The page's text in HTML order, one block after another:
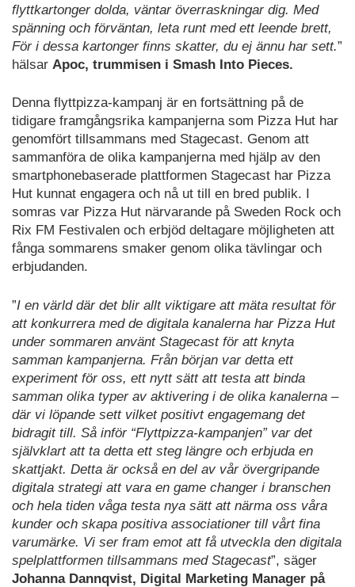
flyttkartonger dolda, väntar överraskningar dig. Med
spänning och förväntan, leta runt med ett leende brett,
För i dessa kartonger finns skatter, du ej ännu har sett.”
hälsar Apoc, trummisen i Smash Into Pieces.
Denna flyttpizza-kampanj är en fortsättning på de
tidigare framgångsrika kampanjerna som Pizza Hut har
genomfört tillsammans med Stagecast. Genom att
sammanföra de olika kampanjerna med hjälp av den
smartphonebaserade plattformen Stagecast har Pizza
Hut kunnat engagera och nå ut till en bred publik. I
somras var Pizza Hut närvarande på Sweden Rock och
Rix FM Festivalen och erbjöd deltagare möjligheten att
fånga sommarens smaker genom olika tävlingar och
erbjudanden.
”I en värld där det blir allt viktigare att mäta resultat för
att konkurrera med de digitala kanalerna har Pizza Hut
under sommaren använt Stagecast för att knyta
samman kampanjerna. Från början var detta ett
experiment för oss, ett nytt sätt att testa att binda
samman olika typer av aktivering i de olika kanalerna –
där vi löpande sett vilket positivt engagemang det
bidragit till. Så inför “Flyttpizza-kampanjen” var det
självklart att ta detta ett steg längre och erbjuda en
skattjakt. Detta är också en del av vår övergripande
digitala strategi att vara en game changer i branschen
och hela tiden våga testa nya sätt att närma oss våra
kunder och skapa positiva associationer till vårt fina
varumärke. Vi ser fram emot att få utveckla den digitala
spelplattformen tillsammans med Stagecast”, säger
Johanna Dannqvist, Digital Marketing Manager på